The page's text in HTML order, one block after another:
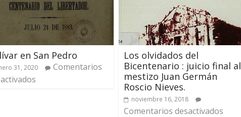
en San Pedro
31, 2020
Comentarios
Los olvidados del
Bicentenario : juicio final al
mestizo Juan Germán
Roscio Nieves.
noviembre 16, 2018
Comentarios desactivados